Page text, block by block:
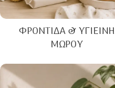
ΦΡΟΝΤΊΔΑ & ΥΓΙΕΙΝΉ
ΜΩΡΟΎ